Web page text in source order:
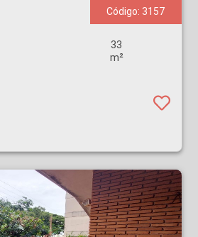
Código: 3157
33
m²